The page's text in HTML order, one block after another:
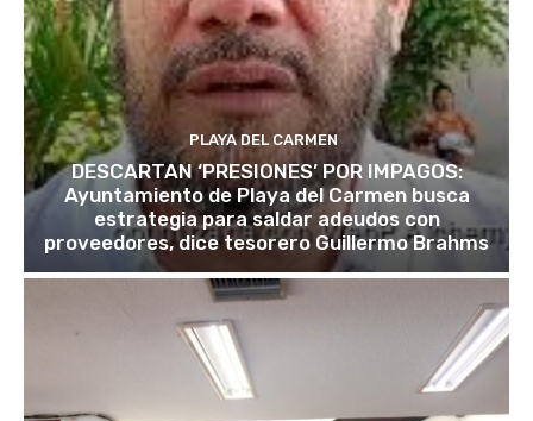
PLAYA DEL CARMEN
DESCARTAN ‘PRESIONES’ POR IMPAGOS:
Ayuntamiento de Playa del Carmen busca
estrategia para saldar adeudos con
proveedores, dice tesorero Guillermo Brahms